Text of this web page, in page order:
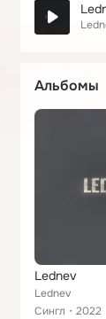
Альбомы
Lednev
Lеdnev
Сингл
2022